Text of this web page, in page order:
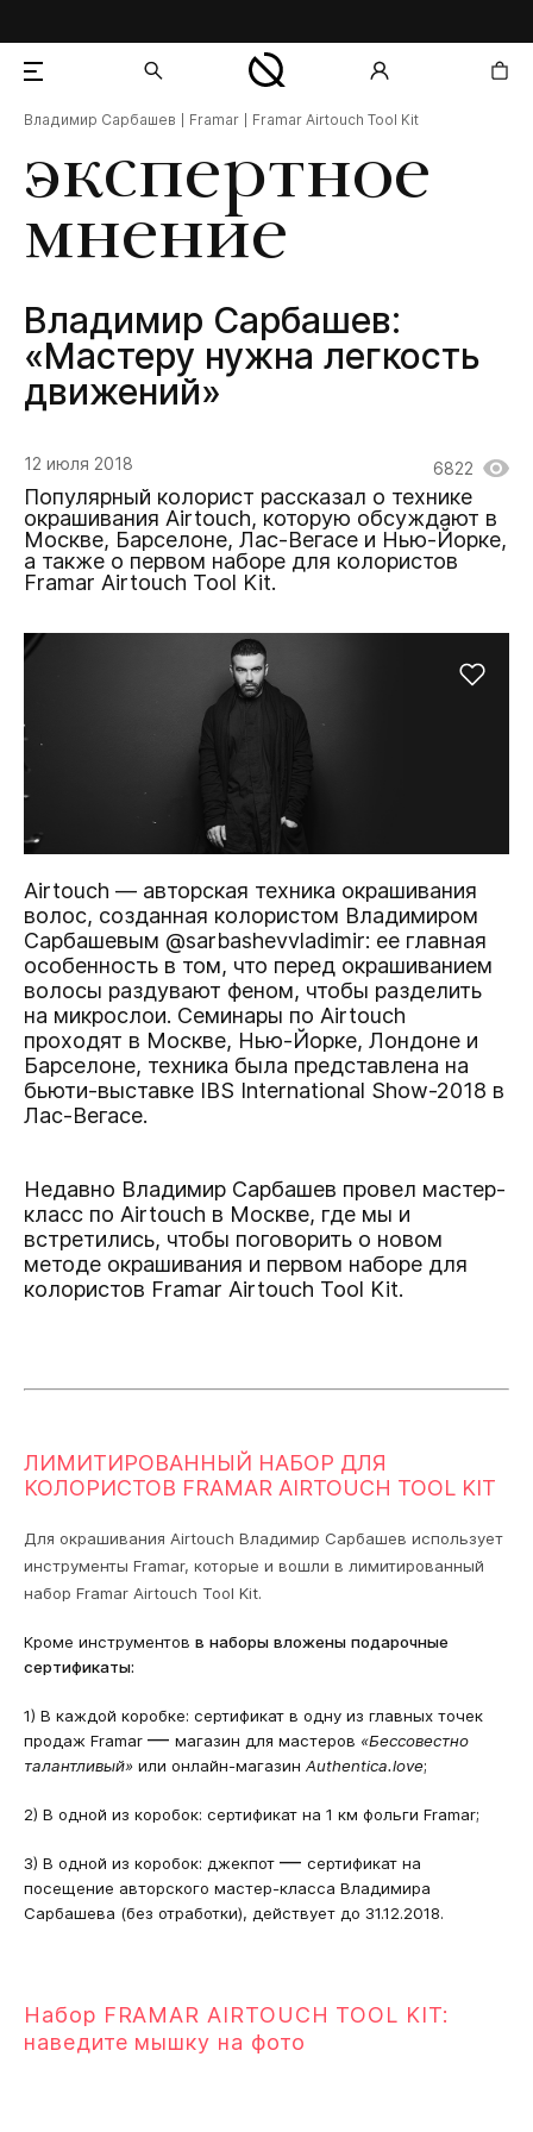
экспертное
мнение
Владимир Сарбашев:
«Мастеру нужна легкость
движений»
Владимир Сарбашев Framar Framar Airtouch Tool Kit
12 июля 2018 6822
Популярный колорист рассказал о технике
окрашивания Airtouch, которую обсуждают в
Москве, Барселоне, Лас-Вегасе и Нью-Йорке,
а также о первом наборе для колористов
Framar Airtouch Tool Kit.
Airtouch — авторская техника окрашивания
волос, созданная колористом Владимиром
Сарбашевым @sarbashevvladimir: ее главная
особенность в том, что перед окрашиванием
волосы раздувают феном, чтобы разделить
на микрослои. Семинары по Airtouch
проходят в Москве, Нью-Йорке, Лондоне и
Барселоне, техника была представлена на
бьюти-выставке IBS International Show-2018 в
Лас-Вегасе.
Недавно Владимир Сарбашев провел мастер-
класс по Airtouch в Москве, где мы и
встретились, чтобы поговорить о новом
методе окрашивания и первом наборе для
колористов Framar Airtouch Tool Kit.
ЛИМИТИРОВАННЫЙ НАБОР ДЛЯ
КОЛОРИСТОВ FRAMAR AIRTOUCH TOOL KIT
Для окрашивания Airtouch Владимир Сарбашев использует
инструменты Framar, которые и вошли в лимитированный
набор Framar Airtouch Tool Kit.
Кроме инструментов в наборы вложены подарочные
сертификаты:
1) В каждой коробке: сертификат в одну из главных точек
продаж Framar — магазин для мастеров «Бессовестно
талантливый» или онлайн-магазин Authentica.love;
2) В одной из коробок: сертификат на 1 км фольги Framar;
3) В одной из коробок: джекпот — сертификат на
посещение авторского мастер-класса Владимира
Сарбашева (без отработки), действует до 31.12.2018.
Набор FRAMAR AIRTOUCH TOOL KIT:
наведите мышку на фото